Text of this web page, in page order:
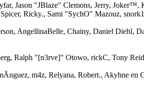
Jason "JBlaze" Clemons, Jerry,
Ricky., Sami "SychO" Mazouz,
AngellinaBelle, Chainy, Daniel Diehl,
Ralph "[n3rve]" Otowo, rickC, Tony
m4z, Relyana, Robert., Akyhne en